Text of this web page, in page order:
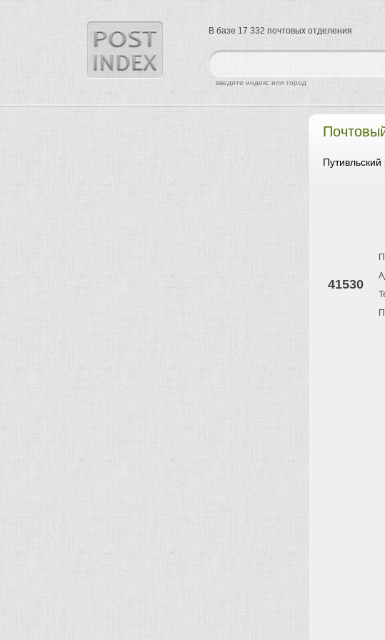
41530
найти
введите индекс или город
В базе 17 332 почтовых отделения